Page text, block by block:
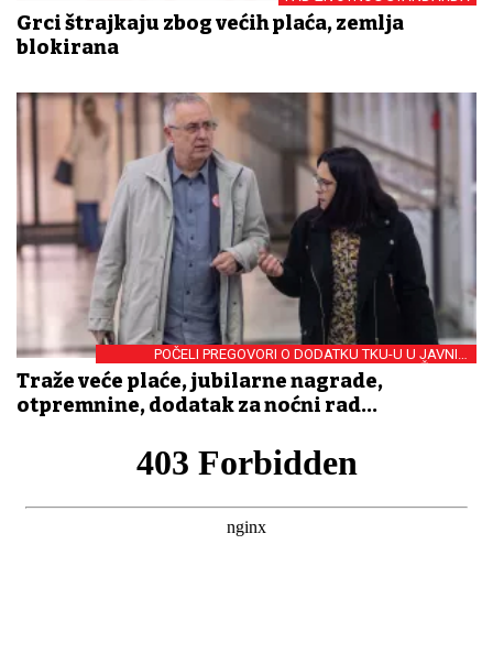
Grci štrajkaju zbog većih plaća, zemlja
blokirana
POČELI PREGOVORI O DODATKU TKU-U U JAVNIM
SLUŽBAMA
Traže veće plaće, jubilarne nagrade,
otpremnine, dodatak za noćni rad...